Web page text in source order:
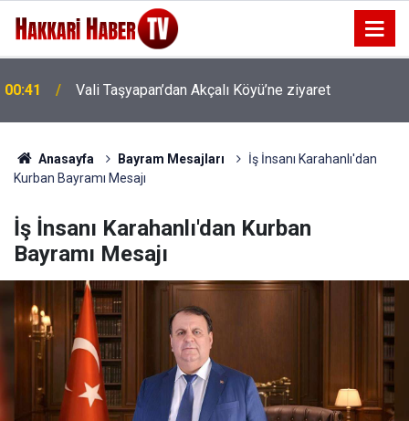
00:41 Vali Taşyapan’dan Akçalı Köyü’ne ziyaret
Anasayfa Bayram Mesajları
İş İnsanı Karahanlı'dan
Kurban Bayramı Mesajı
İş İnsanı Karahanlı'dan Kurban
Bayramı Mesajı